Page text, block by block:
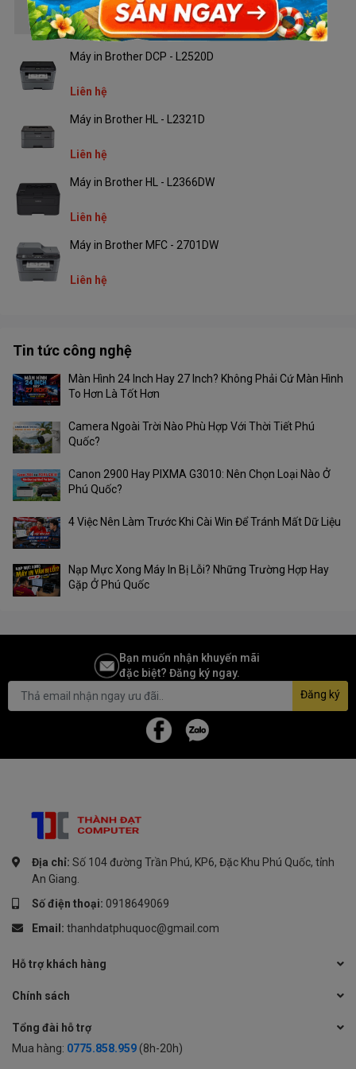
Hệ điều hành
Windows 10, Windows 8.1, Windows
Khay giấy
Công suất tiêu thụ
Kích thước 425.8 x 215.6 x 124.3 mm
Trọng lượng
Liên hệ
Máy in Brother DCP - L2520D
Liên hệ
Máy in Brother HL - L2321D
Liên hệ
Máy in Brother HL - L2366DW
Liên hệ
Máy in Brother MFC - 2701DW
Liên hệ
Tin tức công nghệ
Màn Hình 24 Inch Hay 27 Inch? Không Phải Cứ Màn Hình
To Hơn Là Tốt Hơn
Camera Ngoài Trời Nào Phù Hợp Với Thời Tiết Phú
Quốc?
Canon 2900 Hay PIXMA G3010: Nên Chọn Loại Nào Ở
Phú Quốc?
4 Việc Nên Làm Trước Khi Cài Win Để Tránh Mất Dữ Liệu
Nạp Mực Xong Máy In Bị Lỗi? Những Trường Hợp Hay
Gặp Ở Phú Quốc
Bạn muốn nhận khuyến mãi
đặc biệt? Đăng ký ngay.
Đăng ký
Địa chỉ: Số 104 đường Trần Phú, KP6, Đặc Khu Phú Quốc, tỉnh
An Giang.
Số điện thoại: 0918649069
Email: thanhdatphuquoc@gmail.com
Hỗ trợ khách hàng
Chính sách
Tổng đài hỗ trợ
Mua hàng: 0775.858.959 (8h-20h)